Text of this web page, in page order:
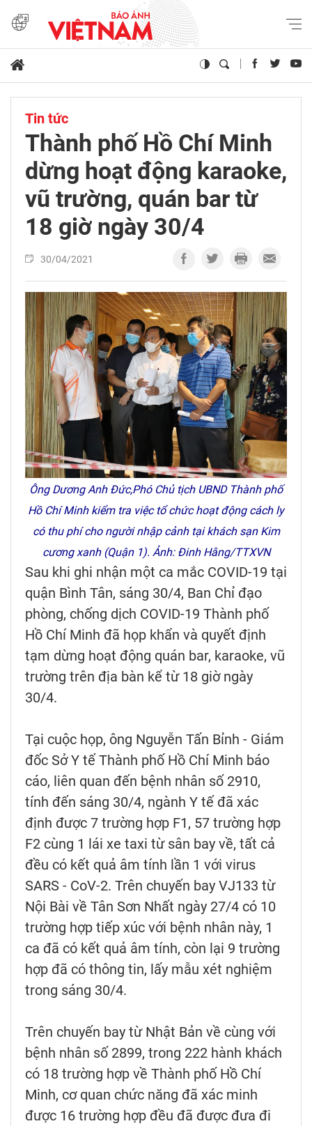
Tin tức
Thành phố Hồ Chí Minh
dừng hoạt động karaoke,
vũ trường, quán bar từ
18 giờ ngày 30/4 ​
30/04/2021
Ông Dương Anh Đức,Phó Chủ tịch UBND Thành phố
Hồ Chí Minh kiểm tra việc tổ chức hoạt động cách ly
có thu phí cho người nhập cảnh tại khách sạn Kim
cương xanh (Quận 1). Ảnh: Đinh Hằng/TTXVN
Sau khi ghi nhận một ca mắc COVID-19 tại
quận Bình Tân, sáng 30/4, Ban Chỉ đạo
phòng, chống dịch COVID-19 Thành phố
Hồ Chí Minh đã họp khẩn và quyết định
tạm dừng hoạt động quán bar, karaoke, vũ
trường trên địa bàn kể từ 18 giờ ngày
30/4.
Tại cuộc họp, ông Nguyễn Tấn Bỉnh - Giám
đốc Sở Y tế Thành phố Hồ Chí Minh báo
cáo, liên quan đến bệnh nhân số 2910,
tính đến sáng 30/4, ngành Y tế đã xác
định được 7 trường hợp F1, 57 trường hợp
F2 cùng 1 lái xe taxi từ sân bay về, tất cả
đều có kết quả âm tính lần 1 với virus
SARS - CoV-2. Trên chuyến bay VJ133 từ
Nội Bài về Tân Sơn Nhất ngày 27/4 có 10
trường hợp tiếp xúc với bệnh nhân này, 1
ca đã có kết quả âm tính, còn lại 9 trường
hợp đã có thông tin, lấy mẫu xét nghiệm
trong sáng 30/4.
Trên chuyến bay từ Nhật Bản về cùng với
bệnh nhân số 2899, trong 222 hành khách
có 18 trường hợp về Thành phố Hồ Chí
Minh, cơ quan chức năng đã xác minh
được 16 trường hợp đều đã được đưa đi